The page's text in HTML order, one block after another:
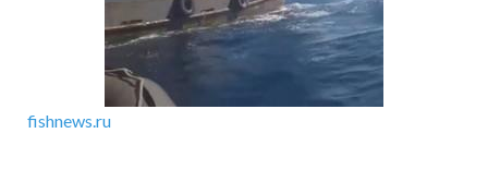
fishnews.ru